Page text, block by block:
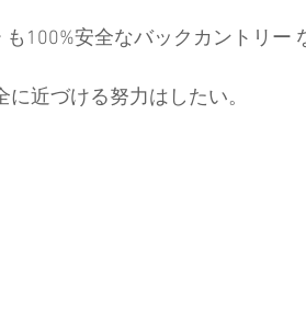
イド協会 中央アルプス 展示
100%安全なバックカントリー
に近づける努力はしたい。